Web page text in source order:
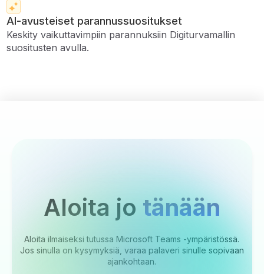
AI-avusteiset parannussuositukset
Keskity vaikuttavimpiin parannuksiin Digiturvamallin
suositusten avulla.
Aloita jo tänään
Aloita ilmaiseksi tutussa Microsoft Teams -ympäristössä.
Jos sinulla on kysymyksiä, varaa palaveri sinulle sopivaan
ajankohtaan.